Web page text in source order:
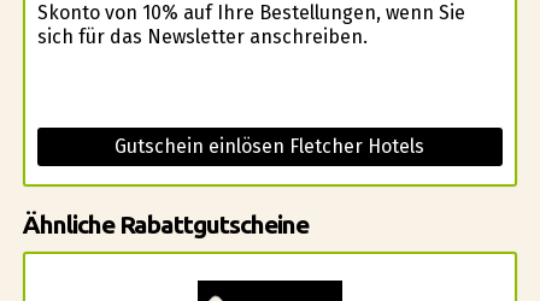
Skonto von 10% auf Ihre Bestellungen, wenn Sie
sich für das Newsletter anschreiben.
Gutschein einlösen Fletcher Hotels
Ähnliche Rabattgutscheine